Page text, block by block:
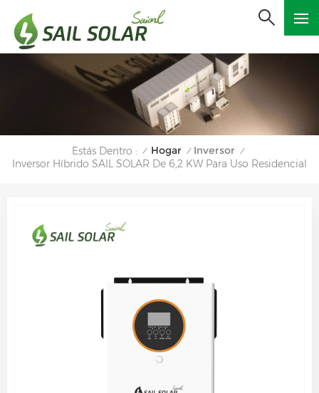
Estás Dentro : / Hogar / Inversor /
Inversor Híbrido SAIL SOLAR De 6,2 KW Para Uso Residencial